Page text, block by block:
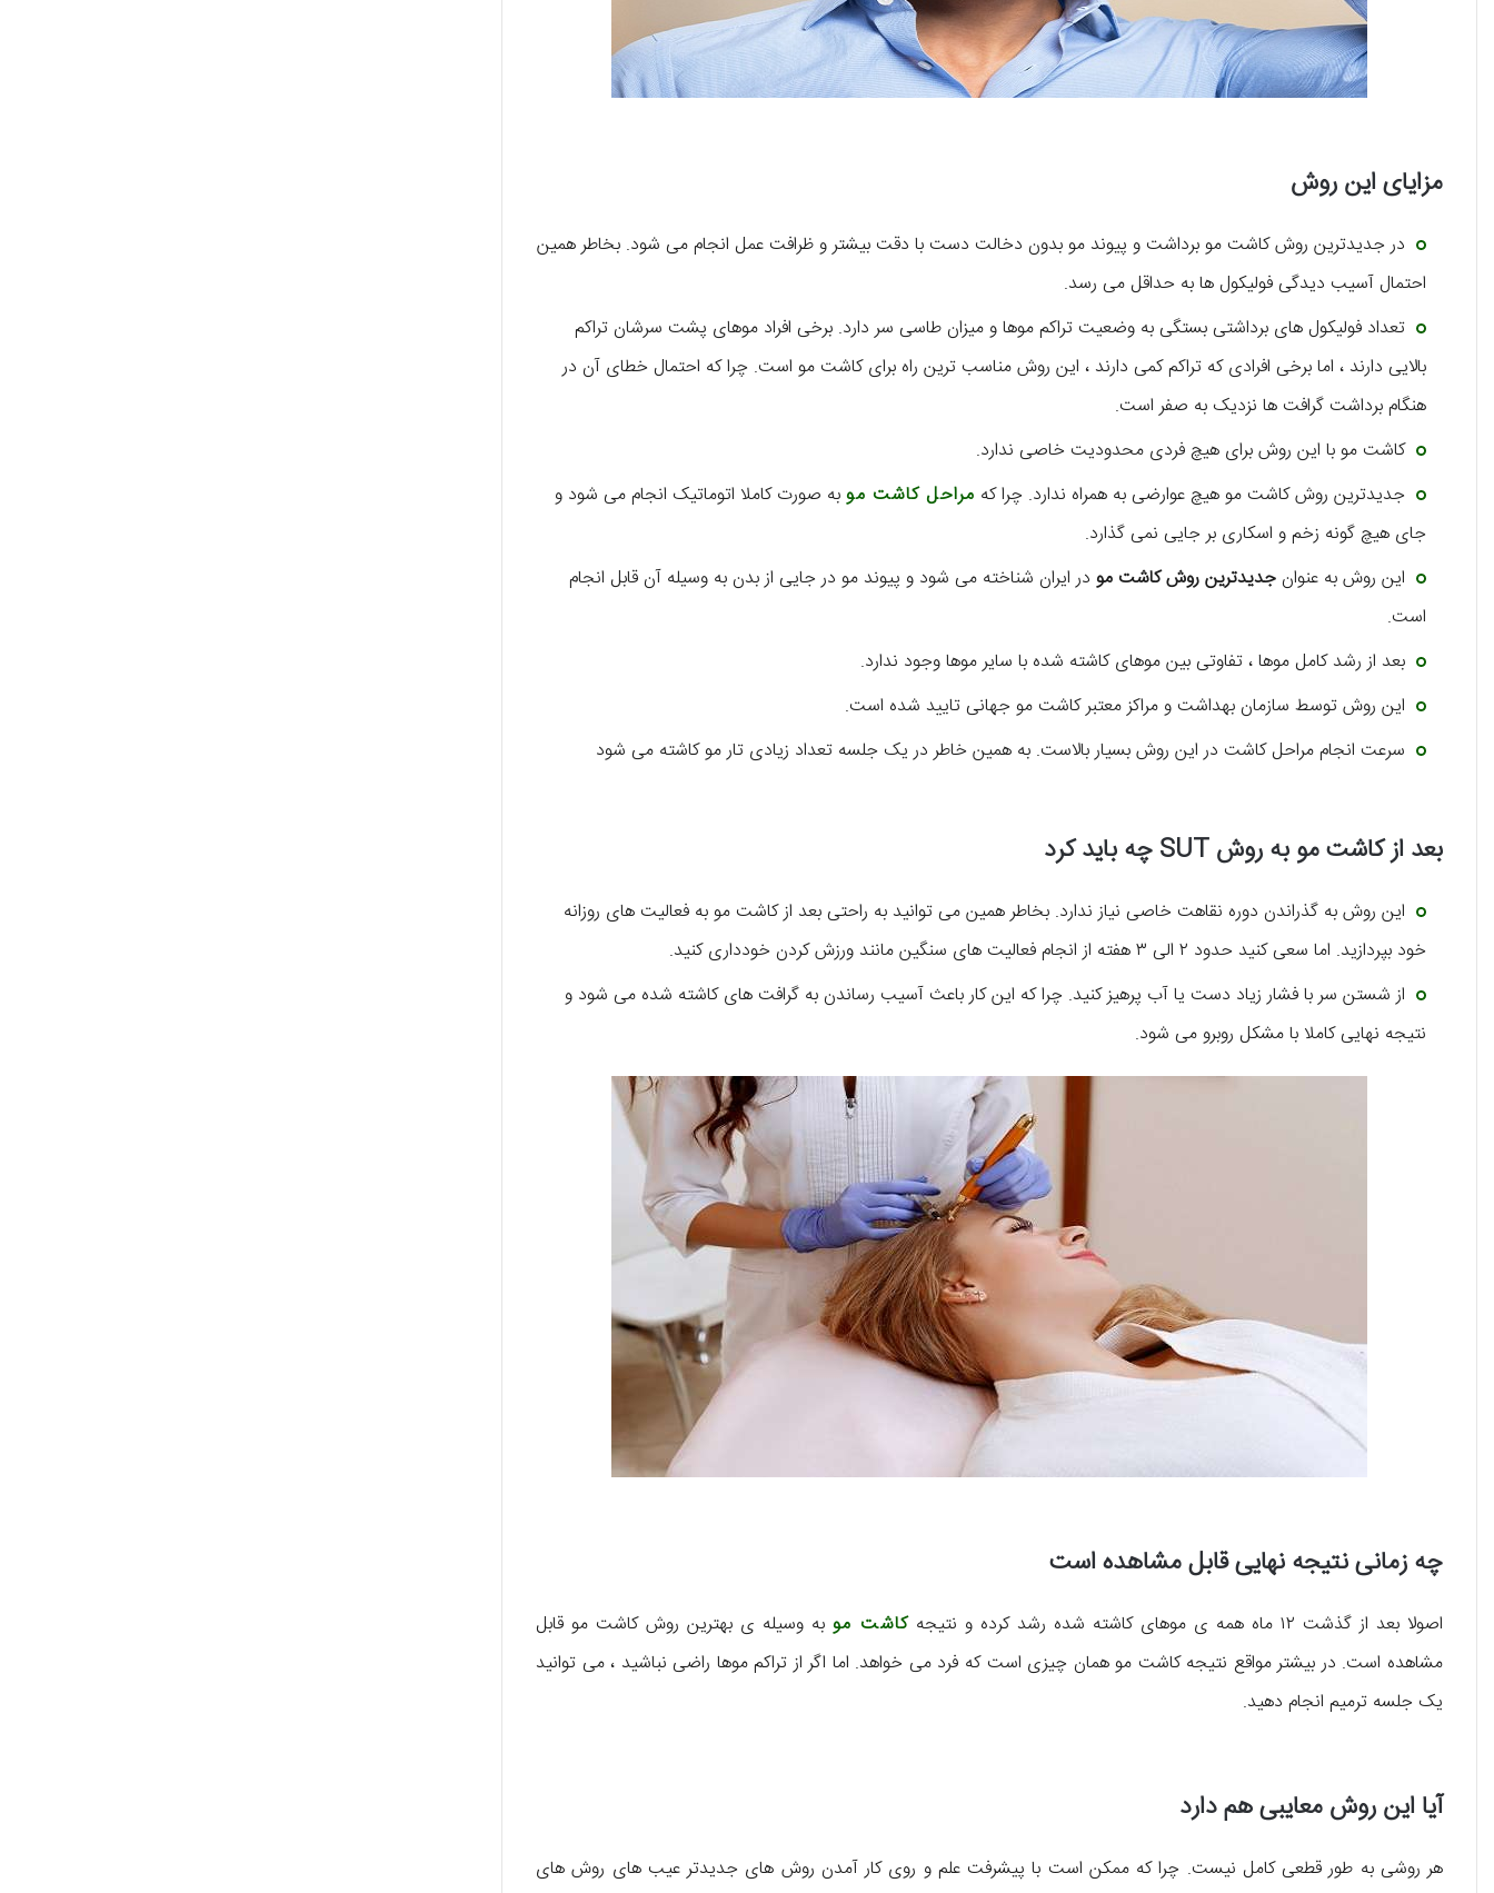
مزایای این روش
در جدیدترین روش کاشت مو برداشت و پیوند مو بدون دخالت دست با دقت بیشتر و ظرافت عمل انجام می شود. بخاطر همین
احتمال آسیب دیدگی فولیکول ها به حداقل می رسد.
تعداد فولیکول های برداشتی بستگی به وضعیت تراکم موها و میزان طاسی سر دارد. برخی افراد موهای پشت سرشان تراکم
بالایی دارند ، اما برخی افرادی که تراکم کمی دارند ، این روش مناسب ترین راه برای کاشت مو است. چرا که احتمال خطای آن در
هنگام برداشت گرافت ها نزدیک به صفر است.
کاشت مو با این روش برای هیچ فردی محدودیت خاصی ندارد.
جدیدترین روش کاشت مو هیچ عوارضی به همراه ندارد‌. چرا که مراحل کاشت موبه صورت کاملا اتوماتیک انجام می شود و
جای هیچ گونه زخم و اسکاری بر جایی نمی گذارد.
این روش به عنوان جدیدترین روش کاشت مو در ایران شناخته می شود و پیوند مو در جایی از بدن به وسیله آن قابل انجام
است.
بعد از رشد کامل موها ، تفاوتی بین موهای کاشته شده با سایر موها وجود ندارد.
این روش توسط سازمان بهداشت و مراکز معتبر کاشت مو جهانی تایید شده است.
سرعت انجام مراحل کاشت در این روش بسیار بالاست. به همین خاطر در یک جلسه تعداد زیادی تار مو کاشته می شود
بعد از کاشت مو به روش SUT چه باید کرد
این روش به گذراندن دوره نقاهت خاصی نیاز ندارد. بخاطر همین می توانید به راحتی بعد از کاشت مو به فعالیت های روزانه
خود بپردازید. اما سعی کنید حدود ۲ الی ۳ هفته از انجام فعالیت های سنگین مانند ورزش کردن خودداری کنید.
از شستن سر با فشار زیاد دست یا آب پرهیز کنید. چرا که این کار باعث آسیب رساندن به گرافت های کاشته شده می شود و
نتیجه نهایی کاملا با مشکل روبرو می شود.
چه زمانی نتیجه نهایی قابل مشاهده است
اصولا بعد از گذشت ۱۲ ماه همه ی موهای کاشته شده رشد کرده و نتیجه کاشت موبه وسیله ی بهترین روش کاشت مو قابل
مشاهده است. در بیشتر مواقع نتیجه کاشت مو همان چیزی است که فرد می خواهد. اما اگر از تراکم موها راضی نباشید ، می توانید
یک جلسه ترمیم انجام دهید.
آیا این روش معایبی هم دارد
هر روشی به طور قطعی کامل نیست. چرا که ممکن است با پیشرفت علم و روی کار آمدن روش های جدیدتر عیب های روش های